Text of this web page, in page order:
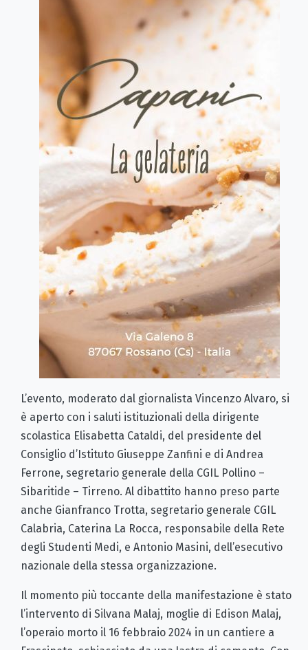
L’evento, moderato dal giornalista Vincenzo Alvaro, si
è aperto con i saluti istituzionali della dirigente
scolastica Elisabetta Cataldi, del presidente del
Consiglio d’Istituto Giuseppe Zanfini e di Andrea
Ferrone, segretario generale della CGIL Pollino –
Sibaritide – Tirreno. Al dibattito hanno preso parte
anche Gianfranco Trotta, segretario generale CGIL
Calabria, Caterina La Rocca, responsabile della Rete
degli Studenti Medi, e Antonio Masini, dell’esecutivo
nazionale della stessa organizzazione.
Il momento più toccante della manifestazione è stato
l’intervento di Silvana Malaj, moglie di Edison Malaj,
l’operaio morto il 16 febbraio 2024 in un cantiere a